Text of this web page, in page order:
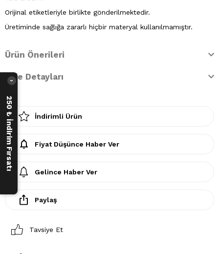
Orijinal etiketleriyle birlikte gönderilmektedir.
Üretiminde sağlığa zararlı hiçbir materyal kullanılmamıştır.
Ürün Önerileri
İade Detayları
İndirimli Ürün
Fiyat Düşünce Haber Ver
Gelince Haber Ver
Paylaş
Tavsiye Et
250 ₺ İndirim Fırsatı
›